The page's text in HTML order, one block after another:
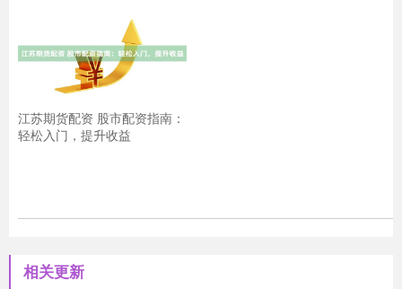
江苏期货配资 股市配资指南：
轻松入门，提升收益
相关更新